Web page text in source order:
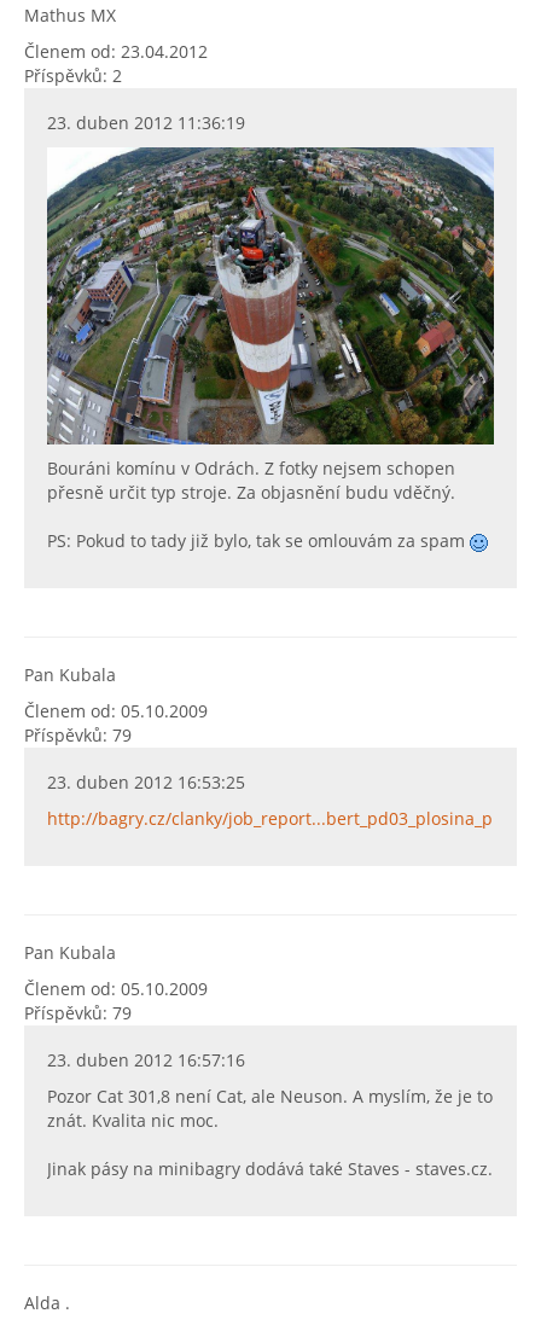
Mathus MX
Členem od: 23.04.2012
Příspěvků: 2
23. duben 2012 11:36:19
Bouráni komínu v Odrách. Z fotky nejsem schopen
přesně určit typ stroje. Za objasnění budu vděčný.
PS: Pokud to tady již bylo, tak se omlouvám za spam
Pan Kubala
Členem od: 05.10.2009
Příspěvků: 79
23. duben 2012 16:53:25
http://bagry.cz/clanky/
Pan Kubala
Členem od: 05.10.2009
Příspěvků: 79
23. duben 2012 16:57:16
Pozor Cat 301,8 není Cat, ale Neuson. A myslím, že je to
znát. Kvalita nic moc.
Jinak pásy na minibagry dodává také Staves - staves.cz.
Alda .